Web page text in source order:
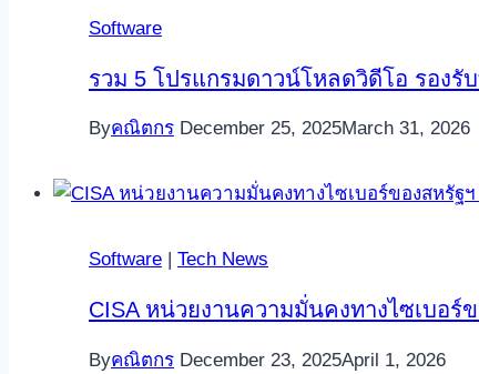
Software
รวม 5 โปรแกรมดาวน์โหลดวิดีโอ รองรั
Byคณิตกร December 25, 2025March 31, 2026
Software Tech News
CISA หน่วยงานความมั่นคงทางไซเบอ
Byคณิตกร December 23, 2025April 1, 2026